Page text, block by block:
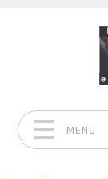
MENU